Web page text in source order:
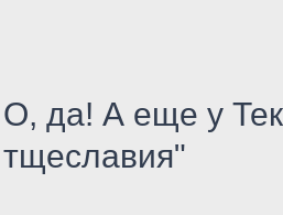
О, да! А еще у
тщеславия"